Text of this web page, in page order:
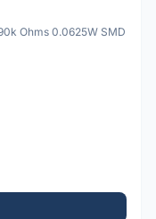
Ohms 0.0625W SMD